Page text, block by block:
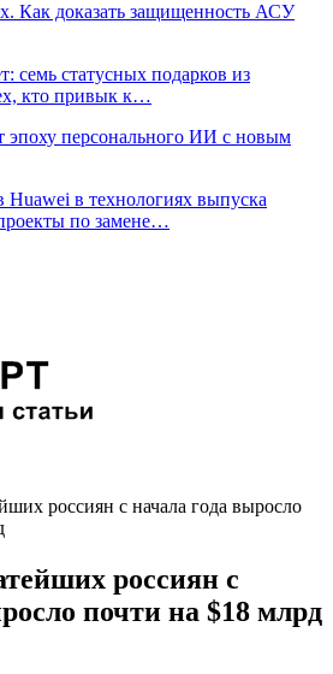
Как доказать защищенность АСУ
семь статусных подарков из
кто привык к…
эпоху персонального ИИ с новым
в технологиях выпуска
по замене…
россиян с начала года выросло
россиян с
почти на $18 млрд